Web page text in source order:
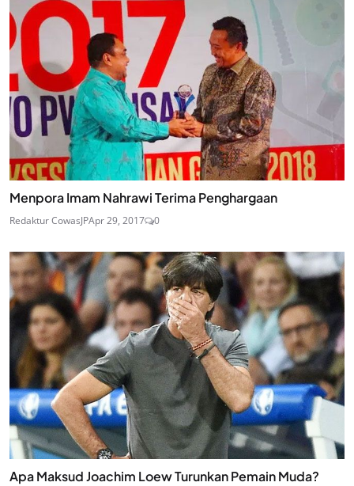
Menpora Imam Nahrawi Terima Penghargaan
Redaktur CowasJPApr 29, 2017 0
Apa Maksud Joachim Loew Turunkan Pemain Muda?